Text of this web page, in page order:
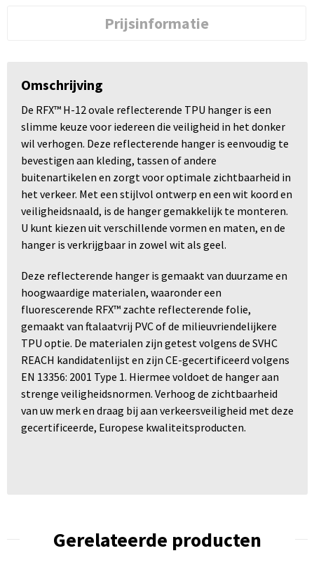
Prijsinformatie
Omschrijving
De RFX™ H-12 ovale reflecterende TPU hanger is een
slimme keuze voor iedereen die veiligheid in het donker
wil verhogen. Deze reflecterende hanger is eenvoudig te
bevestigen aan kleding, tassen of andere
buitenartikelen en zorgt voor optimale zichtbaarheid in
het verkeer. Met een stijlvol ontwerp en een wit koord en
veiligheidsnaald, is de hanger gemakkelijk te monteren.
U kunt kiezen uit verschillende vormen en maten, en de
hanger is verkrijgbaar in zowel wit als geel.
Deze reflecterende hanger is gemaakt van duurzame en
hoogwaardige materialen, waaronder een
fluorescerende RFX™ zachte reflecterende folie,
gemaakt van ftalaatvrij PVC of de milieuvriendelijkere
TPU optie. De materialen zijn getest volgens de SVHC
REACH kandidatenlijst en zijn CE-gecertificeerd volgens
EN 13356: 2001 Type 1. Hiermee voldoet de hanger aan
strenge veiligheidsnormen. Verhoog de zichtbaarheid
van uw merk en draag bij aan verkeersveiligheid met deze
gecertificeerde, Europese kwaliteitsproducten.
Gerelateerde producten